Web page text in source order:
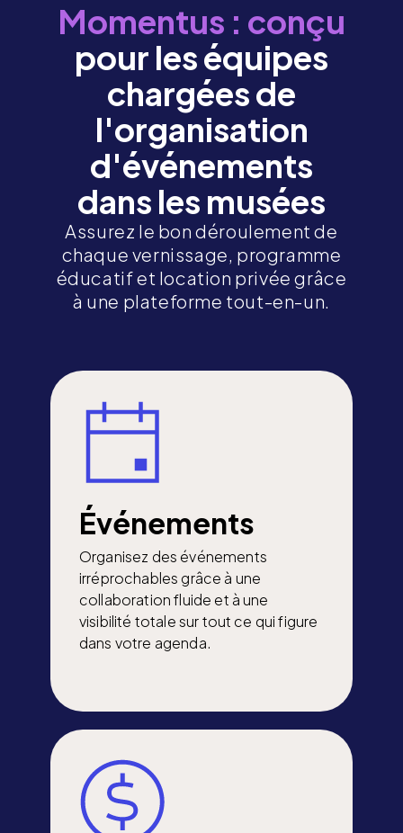
Momentus : conçu
pour les équipes
chargées de
l'organisation
d'événements
dans les musées
Assurez le bon déroulement de
chaque vernissage, programme
éducatif et location privée grâce
à une plateforme tout-en-un.
Événements
Organisez des événements
irréprochables grâce à une
collaboration fluide et à une
visibilité totale sur tout ce qui figure
dans votre agenda.